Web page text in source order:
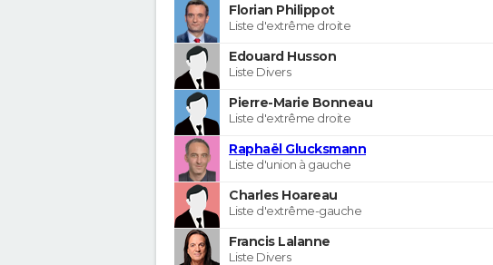
Florian Philippot
Liste d'extrême droite
Edouard Husson
Liste Divers
Pierre-Marie Bonneau
Liste d'extrême droite
Raphaël Glucksmann
Liste d'union à gauche
Charles Hoareau
Liste d'extrême-gauche
Francis Lalanne
Liste Divers